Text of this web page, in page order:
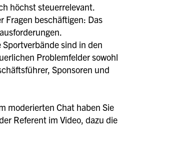
höchst steuerrelevant.
Fragen beschäftigen: Das
sind in den
Problemfelder sowohl
Sponsoren und
moderierten Chat haben Sie
Referent im Video, dazu die